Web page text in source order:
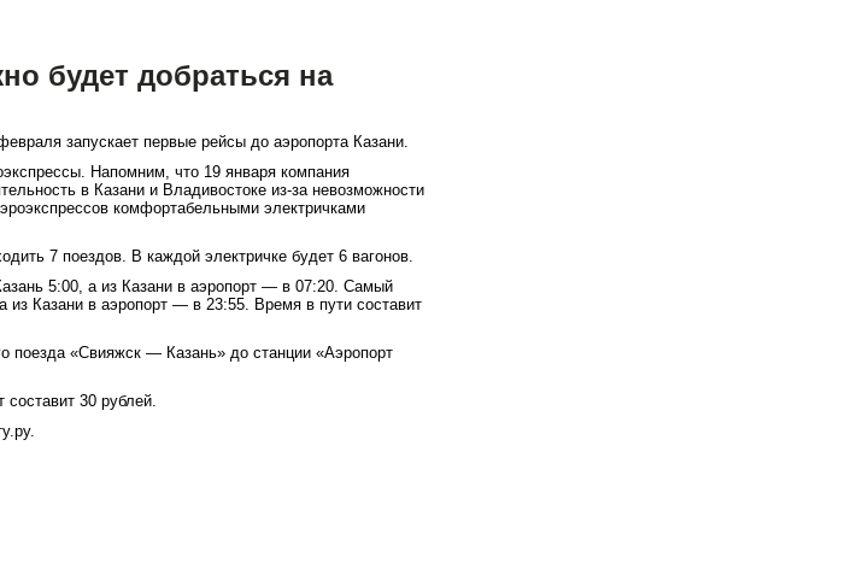
будет добраться на
запускает первые рейсы до аэропорта Казани.
Напомним, что 19 января компания
в Казани и Владивостоке из-за невозможности
комфортабельными электричками
7 поездов. В каждой электричке будет 6 вагонов.
5:00, а из Казани в аэропорт — в 07:20. Самый
из Казани в аэропорт — в 23:55. Время в пути составит
поезда «Свияжск — Казань» до станции «Аэропорт
составит 30 рублей.